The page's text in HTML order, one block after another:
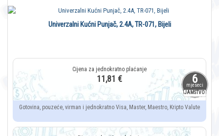
6
mjeseci
JAMSTVO
Univerzalni Kućni Punjač, 2.4A, TR-071, Bijeli
11,81 €
Gotovina, pouzeće, virman i jednokratno Visa, Master, Maestro, Kripto Valute